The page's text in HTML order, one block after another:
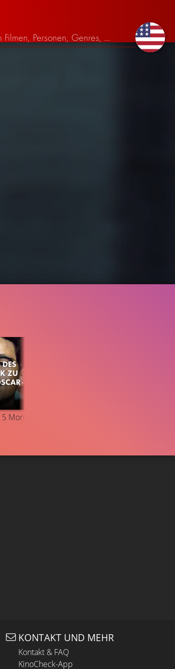
ZU
Monaten
KONTAKT UND MEHR
Kontakt & FAQ
KinoCheck-App